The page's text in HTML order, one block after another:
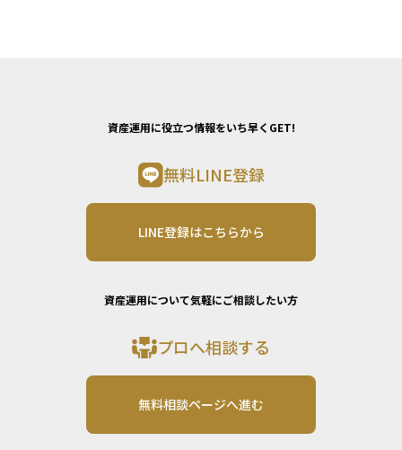
資産運用に役立つ情報をいち早くGET!
無料LINE登録
LINE登録はこちらから
資産運用について気軽にご相談したい方
プロへ相談する
無料相談ページへ進む